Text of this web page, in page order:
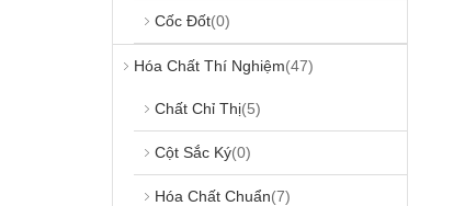
Cốc Đốt(0)
Hóa Chất Thí Nghiệm(47)
Chất Chỉ Thị(5)
Cột Sắc Ký(0)
Hóa Chất Chuẩn(7)